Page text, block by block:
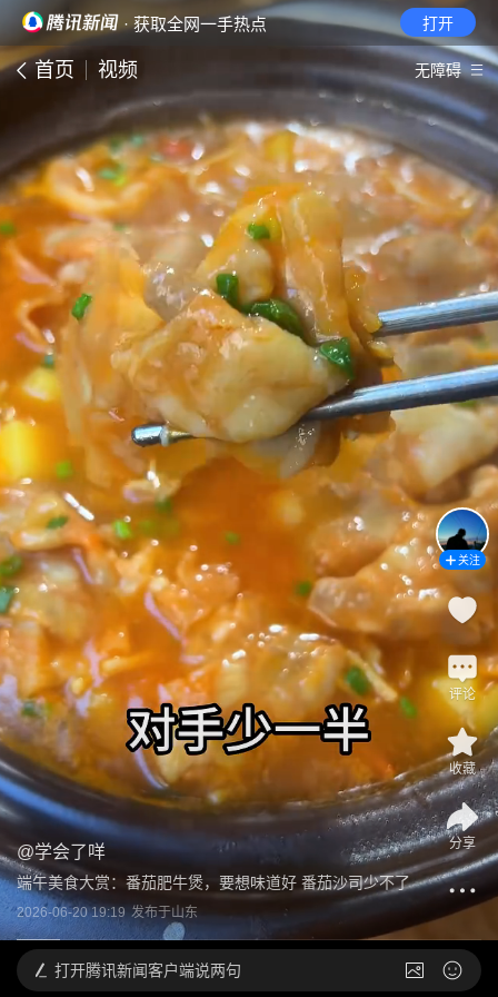
· 获取全网一手热点 打开
首页 视频 无障碍
@学会了咩
端午美食大赏：番茄肥牛煲，要想味道好 番茄沙司少不了
2026-06-20 19:19 发布于山东
关注
评论
收藏
分享
打开腾讯新闻客户端说两句